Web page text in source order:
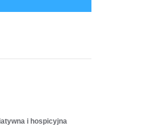
i hospicyjna